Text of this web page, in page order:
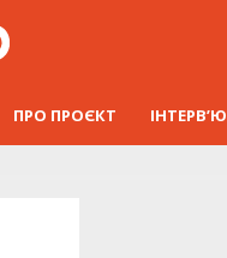
ПРО ПРОЄКТ ІНТЕРВ’Ю